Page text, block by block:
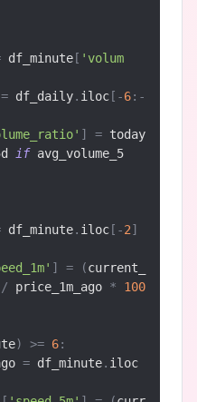
df_minute[ 'volum
= df_daily. iloc[-6:-
] = today
if avg_volume_5
df_minute. iloc[-2]
] = (current_
/ price_1m_ago * 100
) >= 6:
= df_minute. iloc